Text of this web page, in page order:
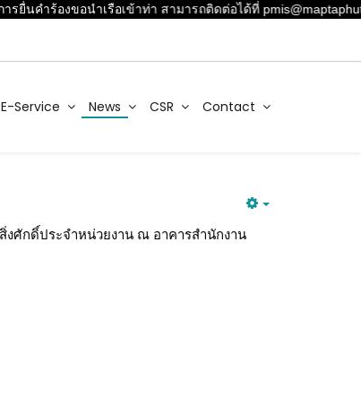
คำร้องขอนำเรือเข้าท่า สามารถติดต่อได้ที่
E-Service News CSR Contact
งศักดิ์ประจำหน่วยงาน ณ อาคารสำนักงาน